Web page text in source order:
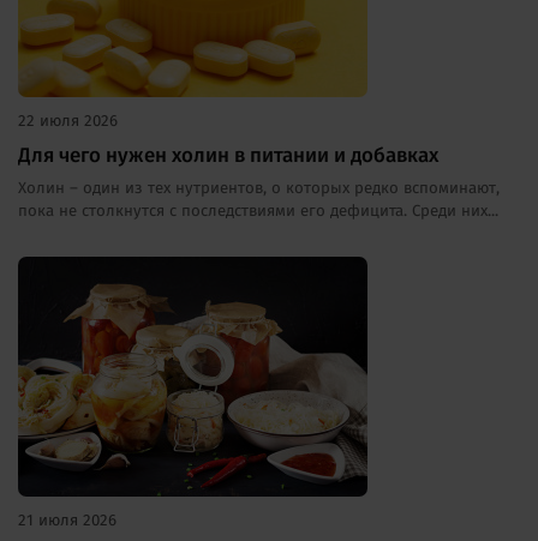
22 июля 2026
Для чего нужен холин в питании и добавках
Холин – один из тех нутриентов, о которых редко вспоминают,
пока не столкнутся с последствиями его дефицита. Среди них...
21 июля 2026